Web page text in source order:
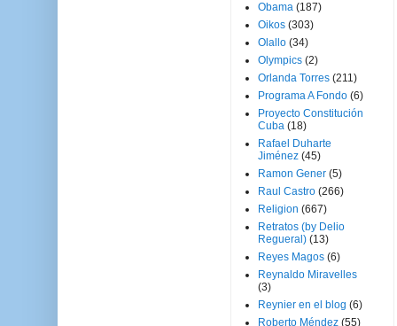
Obama (187)
Oikos (303)
Olallo (34)
Olympics (2)
Orlanda Torres (211)
Programa A Fondo (6)
Proyecto Constitución
Cuba (18)
Rafael Duharte
Jiménez (45)
Ramon Gener (5)
Raul Castro (266)
Religion (667)
Retratos (by Delio
Regueral) (13)
Reyes Magos (6)
Reynaldo Miravelles
(3)
Reynier en el blog (6)
Roberto Méndez (55)